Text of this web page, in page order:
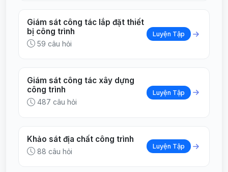
Giám sát công tác lắp đặt thiết
bị công trình
59 câu hỏi
Luyện Tập
Giám sát công tác xây dựng
công trình
487 câu hỏi
Luyện Tập
Khảo sát địa chất công trình
88 câu hỏi
Luyện Tập